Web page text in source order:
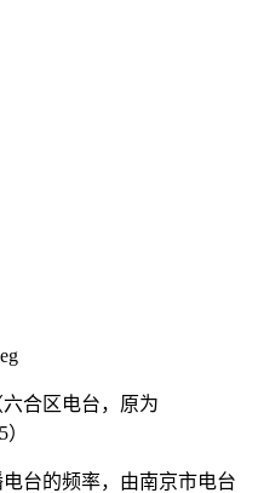
合区电台，原为
台的频率，由南京市电台